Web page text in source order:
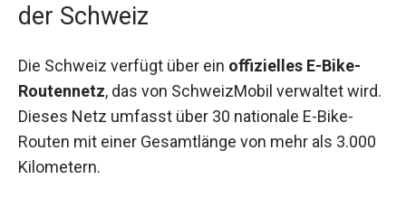
der Schweiz
Die Schweiz verfügt über ein offizielles E-Bike-
Routennetz, das von SchweizMobil verwaltet wird.
Dieses Netz umfasst über 30 nationale E-Bike-
Routen mit einer Gesamtlänge von mehr als 3.000
Kilometern.